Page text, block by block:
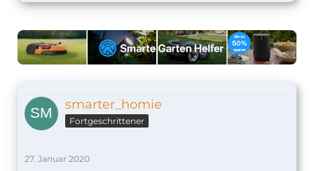
smarter_homie
Fortgeschrittener
27. Januar 2020